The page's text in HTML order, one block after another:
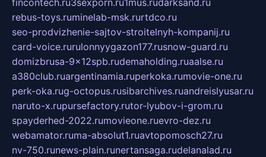
fincontech.ru3sexporn.ru1mus.rudarksand.ru
rebus-toys.ruminelab-msk.rurtdco.ru
seo-prodvizhenie-sajtov-stroitelnyh-kompanij.ru
card-voice.rurulonnyygazon177.rusnow-guard.ru
domizbrusa-9x12spb.rudemaholding.ruaalse.ru
a380club.ruargentinamia.ruperkoka.rumovie-one.ru
perk-oka.rug-octopus.rusibarchives.ruandreislyusar.ru
naruto-x.rupursefactory.rutor-lyubov-i-grom.ru
spayderhed-2022.rumovieone.ruevro-dez.ru
webamator.ruma-absolut1.ruavtopomosch27.ru
nv-750.runews-plain.runertansaga.rudelanalad.ru